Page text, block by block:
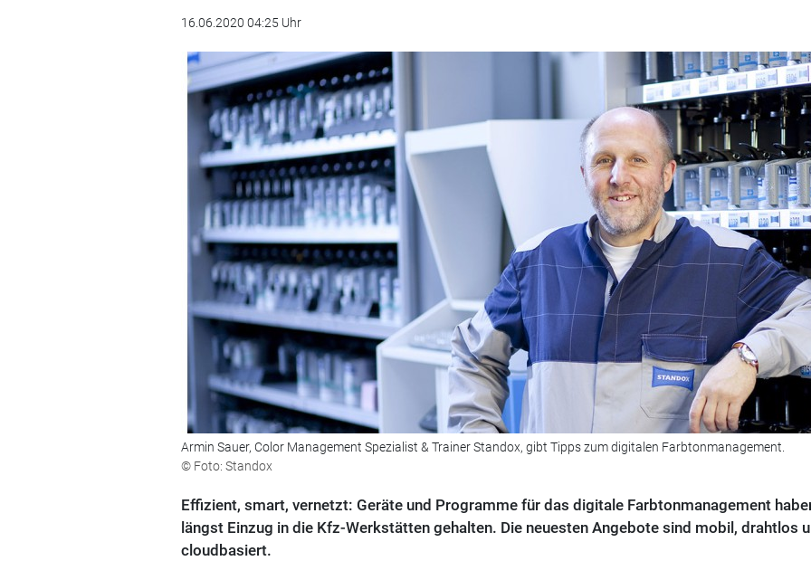
16.06.2020 04:25 Uhr
Armin Sauer, Color Management Spezialist & Trainer Standox, gibt Tipps zum digitalen Farbtonmanagement.
© Foto: Standox
Effizient, smart, vernetzt: Geräte und Programme für das digitale Farbtonmanagement
längst Einzug in die Kfz-Werkstätten gehalten. Die neuesten Angebote sind mobil, drahtlos
cloudbasiert.